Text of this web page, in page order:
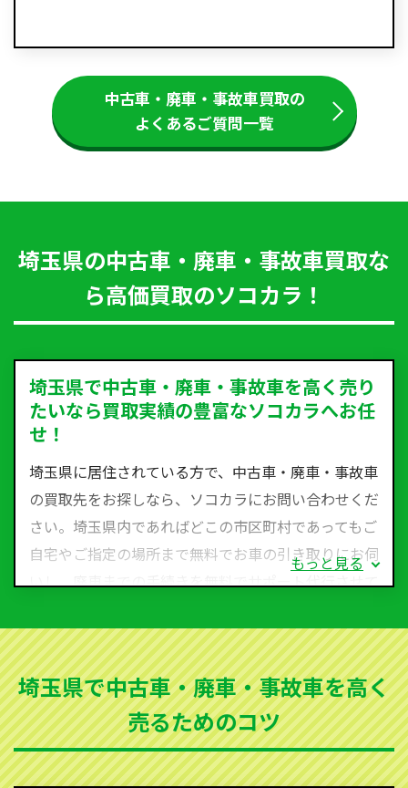
中古車・廃車・事故車買取の
よくあるご質問一覧
埼玉県の中古車・廃車・事故車買取な
ら高価買取のソコカラ！
埼玉県で中古車・廃車・事故車を高く売り
たいなら買取実績の豊富なソコカラへお任
せ！
埼玉県に居住されている方で、中古車・廃車・事故車
の買取先をお探しなら、ソコカラにお問い合わせくだ
さい。埼玉県内であればどこの市区町村であってもご
自宅やご指定の場所まで無料でお車の引き取りにお伺
いし、廃車までの手続きを無料でサポート代行させて
など動かない車、水害車、不動車、乗らなくなってし
まった車、車検が切れて動かすことができない車でも
買取可能です。
ソコカラは世界１１０か国に独自の販売ネットワーク
を持ち、国内に自社物流網、自社ヤードをもっている
ため、中間マージンがかかりません。だから高価買取
もっと見る
埼玉県で中古車・廃車・事故車を高く
売るためのコツ